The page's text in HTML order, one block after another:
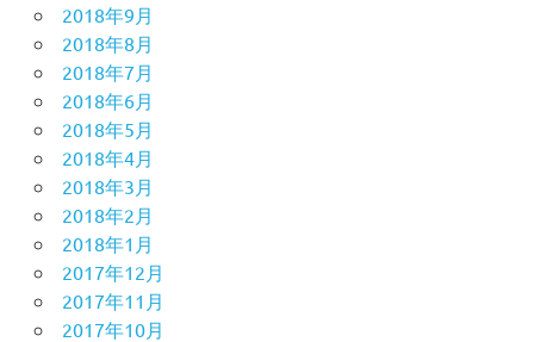
2018年9月
2018年8月
2018年7月
2018年6月
2018年5月
2018年4月
2018年3月
2018年2月
2018年1月
2017年12月
2017年11月
2017年10月